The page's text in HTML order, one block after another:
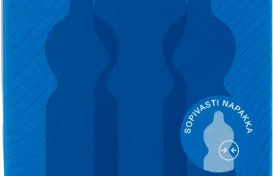
Ominaisuudet
Oletko tyytyväinen tuotetietoihin?
Ovatko tuotetiedot riittävät? Jos tuotetiedoissa on puutteita tai niitä
voisi muuten parantaa, anna palautetta.
Anna palautetta